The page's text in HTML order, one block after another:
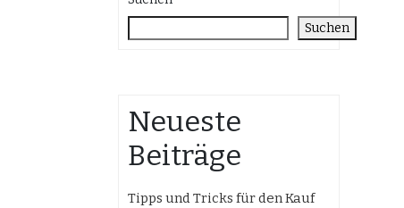
Suchen
Neueste
Beiträge
Tipps und Tricks für den Kauf